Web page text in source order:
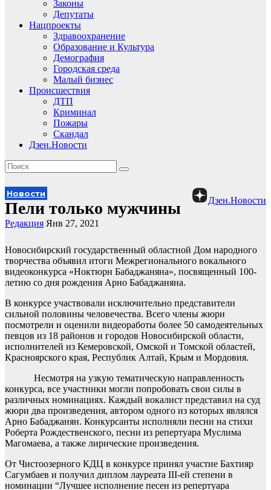
Законы
Депутаты
Нацпроекты
Здравоохранение
Образование и Культура
Демография
Городская среда
Малый бизнес
Происшествия
ДТП
Криминал
Пожары
Скандал
Дзен.Новости
Дзен.Новости
Новости
Пели только мужчины
Редакция Янв 27, 2021
Новосибирский государственный областной Дом народного
творчества объявил итоги Межрегионального вокального
видеоконкурса «Ноктюрн Бабаджаняна», посвященный 100-
летию со дня рождения Арно Бабаджаняна.
В конкурсе участвовали исключительно представители
сильной половины человечества. Всего члены жюри
посмотрели и оценили видеоработы более 50 самодеятельных
певцов из 18 районов и городов Новосибирской области,
исполнителей из Кемеровской, Омской и Томской областей,
Красноярского края, Республик Алтай, Крым и Мордовия.
Несмотря на узкую тематическую направленность
конкурса, все участники могли попробовать свои силы в
различных номинациях. Каждый вокалист представил на суд
жюри два произведения, автором одного из которых являлся
Арно Бабаджанян. Конкурсанты исполняли песни на стихи
Роберта Рождественского, песни из репертуара Муслима
Магомаева, а также лирические произведения.
От Чистоозерного КДЦ в конкурсе принял участие Бахтияр
Сагумбаев и получил диплом лауреата III-ей степени в
номинации “Лучшее исполнение песен из репертуара